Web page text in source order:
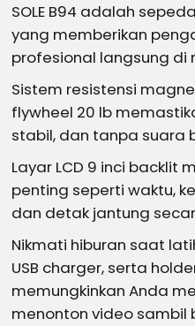
SOLE B94 adalah
yang memberikan
profesional langsung di
Sistem resistensi
flywheel 20 lb
stabil, dan tanpa suara
Layar LCD 9 inci backlit
penting seperti waktu,
dan detak jantung
Nikmati hiburan saat
USB charger, serta
memungkinkan Anda
menonton video sambil